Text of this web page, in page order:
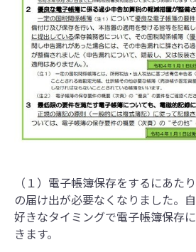
（１）電子帳簿保存をするにあた
の届け出が必要なくなりました。
好きなタイミングで電子帳簿保存
きます。